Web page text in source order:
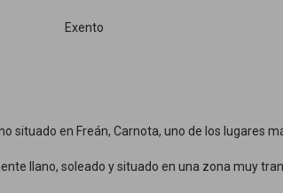
Exento
situado en Freán, Carnota, uno de los lugares
llano, soleado y situado en una zona muy